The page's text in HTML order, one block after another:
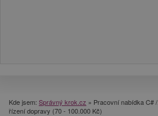
Kde jsem: Správný krok.cz » Pracovní nabídka C#
řízení dopravy (70 - 100.000 Kč)